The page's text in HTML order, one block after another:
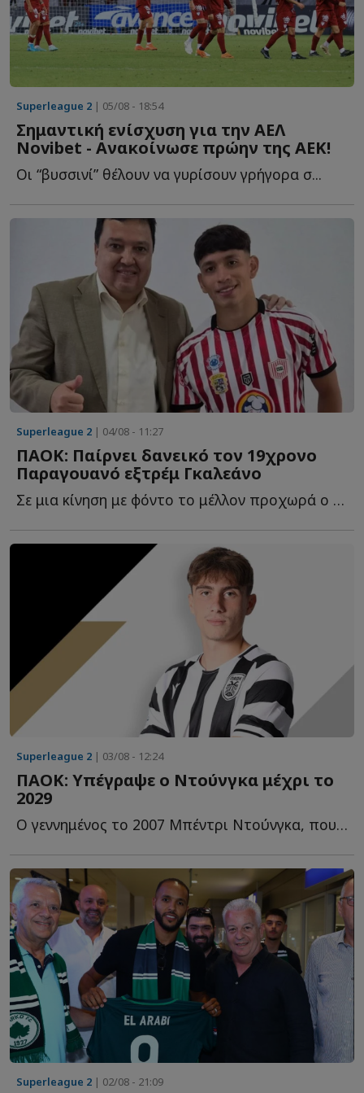
Superleague 2 | 05/08 - 18:54
Σημαντική ενίσχυση για την ΑΕΛ
Νovibet - Aνακοίνωσε πρώην της ΑΕΚ!
Οι “βυσσινί” θέλουν να γυρίσουν γρήγορα σ...
Superleague 2 | 04/08 - 11:27
ΠΑΟΚ: Παίρνει δανεικό τον 19χρονο
Παραγουανό εξτρέμ Γκαλεάνο
Σε μια κίνηση με φόντο το μέλλον προχωρά ο ΠΑΟΚ, καθώς β...
Superleague 2 | 03/08 - 12:24
ΠΑΟΚ: Υπέγραψε ο Ντούνγκα μέχρι το
2029
O γεννημένος το 2007 Μπέντρι Ντούνγκα, που εκπαιδεύεται σ...
Superleague 2 | 02/08 - 21:09